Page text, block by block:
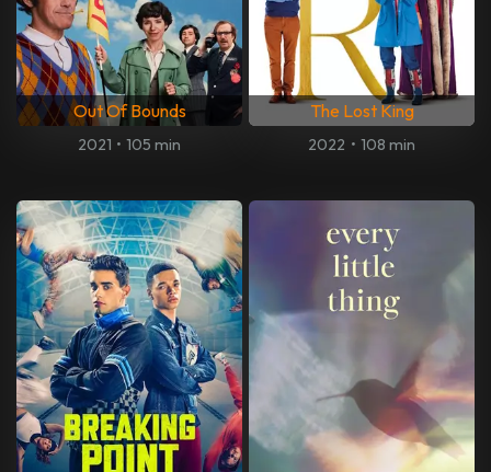
Out Of Bounds
2021 • 105 min
The Lost King
2022 • 108 min